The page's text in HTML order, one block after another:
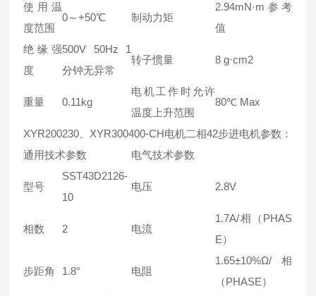
使用温
度范围
0～+50℃ 制动力矩
2.94mN·m参考
值
绝缘强
度
500V 50Hz 1
分钟无异常
转子惯量 8 g·cm2
重量 0.11kg
电机工作时允许
温度上升范围
80℃ Max
XYR200230、XYR300400-CH电机二相42步进电机参数：
通用技术参数
电气技术参数
型号
SST43D2126-
10
电压 2.8V
相数 2 电流
1.7A/相（PHAS
E）
步距角 1.8° 电阻
1.65±10%Ω/相
（PHASE）